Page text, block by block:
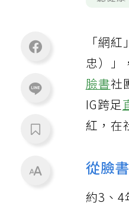
「網
忠）」
臉書社
IG跨足
紅，在
從臉
約3、4